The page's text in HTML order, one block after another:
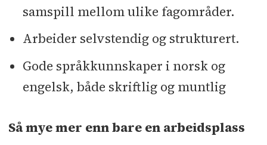
samspill mellom ulike fagområder.
Arbeider selvstendig og strukturert.
Gode språkkunnskaper i norsk og
engelsk, både skriftlig og muntlig
Så mye mer enn bare en arbeidsplass